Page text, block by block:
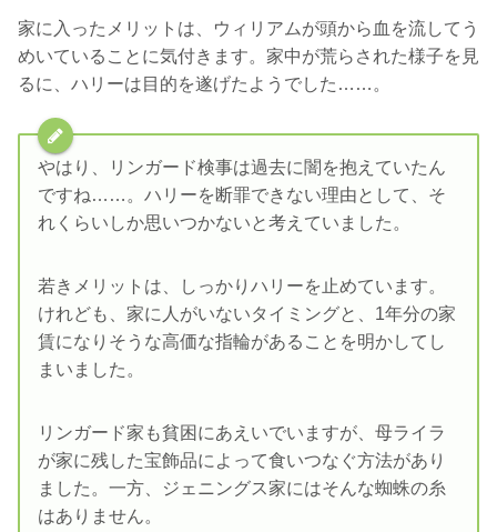
家に入ったメリットは、ウィリアムが頭から血を流してう
めいていることに気付きます。家中が荒らされた様子を見
るに、ハリーは目的を遂げたようでした……。
やはり、リンガード検事は過去に闇を抱えていたん
ですね……。ハリーを断罪できない理由として、そ
れくらいしか思いつかないと考えていました。
若きメリットは、しっかりハリーを止めています。
けれども、家に人がいないタイミングと、1年分の家
賃になりそうな高価な指輪があることを明かしてし
まいました。
リンガード家も貧困にあえいでいますが、母ライラ
が家に残した宝飾品によって食いつなぐ方法があり
ました。一方、ジェニングス家にはそんな蜘蛛の糸
はありません。